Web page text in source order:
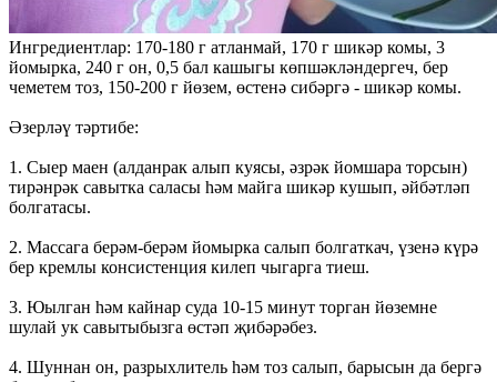
Ингредиентлар: 170-180 г атланмай, 170 г шикәр комы, 3
йомырка, 240 г он, 0,5 бал кашыгы көпшәкләндергеч, бер
чеметем тоз, 150-200 г йөзем, өстенә сибәргә - шикәр комы.
Әзерләү тәртибе:
1. Сыер маен (алданрак алып куясы, әзрәк йомшара торсын)
тирәнрәк савытка саласы һәм майга шикәр кушып, әйбәтләп
болгатасы.
2. Массага берәм-берәм йомырка салып болгаткач, үзенә күрә
бер кремлы консистенция килеп чыгарга тиеш.
3. Юылган һәм кайнар суда 10-15 минут торган йөземне
шулай ук савытыбызга өстәп җибәрәбез.
4. Шуннан он, разрыхлитель һәм тоз салып, барысын да бергә